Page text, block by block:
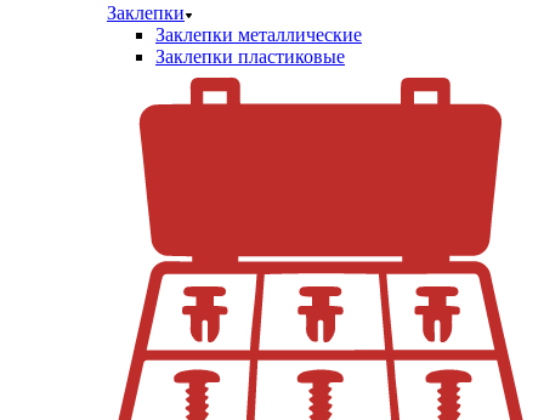
Заклепки
Заклепки металлические
Заклепки пластиковые